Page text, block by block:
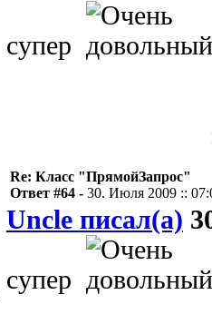
супер
Re: Класс "ПрямойЗапрос"
Ответ #64 - 30. Июля 2009 ::
Uncle писал(а)
супер